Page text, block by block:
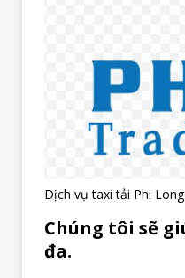
Dịch vụ taxi tải Phi
Chúng tôi sẽ
đa.